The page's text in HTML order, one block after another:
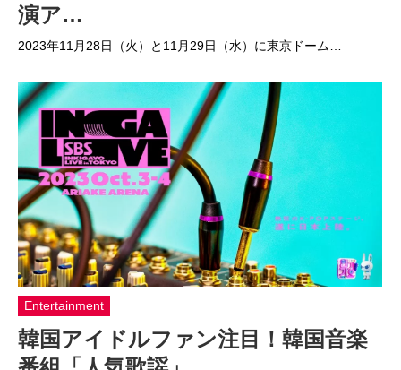
演ア…
2023年11月28日（火）と11月29日（水）に東京ドーム…
Entertainment
韓国アイドルファン注目！韓国音楽